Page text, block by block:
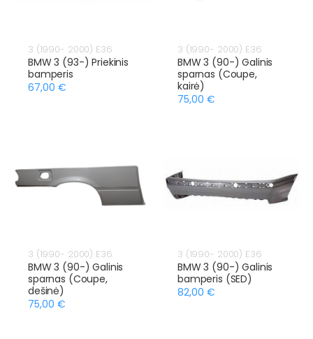
3 (1990- 2000) E36
BMW 3 (93-) Priekinis
bamperis
67,00 €
3 (1990- 2000) E36
BMW 3 (90-) Galinis
sparnas (Coupe,
kairė)
75,00 €
3 (1990- 2000) E36
BMW 3 (90-) Galinis
sparnas (Coupe,
dešinė)
75,00 €
3 (1990- 2000) E36
BMW 3 (90-) Galinis
bamperis (SED)
82,00 €